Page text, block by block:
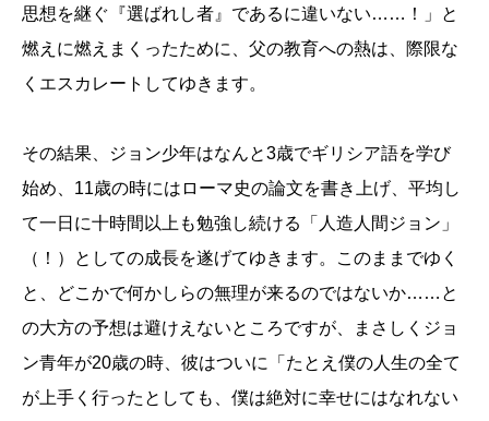
思想を継ぐ『選ばれし者』であるに違いない……！」と
燃えに燃えまくったために、父の教育への熱は、際限な
くエスカレートしてゆきます。
その結果、ジョン少年はなんと3歳でギリシア語を学び
始め、11歳の時にはローマ史の論文を書き上げ、平均し
て一日に十時間以上も勉強し続ける「人造人間ジョン」
（！）としての成長を遂げてゆきます。このままでゆく
と、どこかで何かしらの無理が来るのではないか……と
の大方の予想は避けえないところですが、まさしくジョ
ン青年が20歳の時、彼はついに「たとえ僕の人生の全て
が上手く行ったとしても、僕は絶対に幸せにはなれない